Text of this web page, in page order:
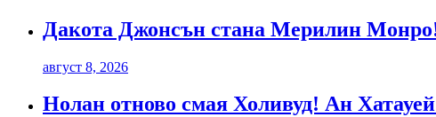
Дакота Джонсън стана Мерилин
август 8, 2026
Нолан отново смая Холивуд! Ан